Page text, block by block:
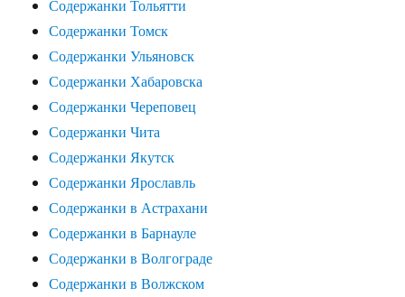
Содержанки Тольятти
Содержанки Томск
Содержанки Ульяновск
Содержанки Хабаровска
Содержанки Череповец
Содержанки Чита
Содержанки Якутск
Содержанки Ярославль
Содержанки в Астрахани
Содержанки в Барнауле
Содержанки в Волгограде
Содержанки в Волжском